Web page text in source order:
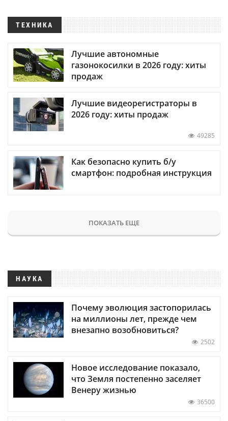
ТЕХНИКА
Лучшие автономные
газонокосилки в 2026 году: хиты
продаж
Лучшие видеорегистраторы в
2026 году: хиты продаж
49285
Как безопасно купить б/у
смартфон: подробная инструкция
ПОКАЗАТЬ ЕЩЕ
НАУКА
Почему эволюция застопорилась
на миллионы лет, прежде чем
внезапно возобновиться?
2502
Новое исследование показало,
что Земля постепенно заселяет
Венеру жизнью
36500